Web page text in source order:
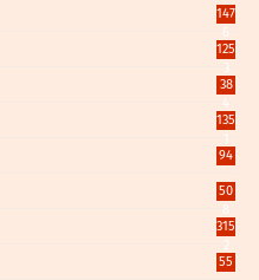
147
6
125
3
38
4
135
1
94
50
8
315
2
55